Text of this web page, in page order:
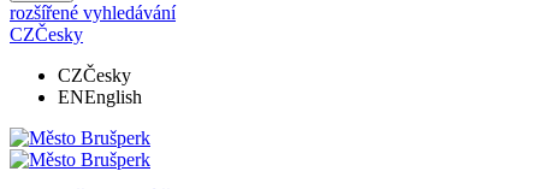
rozšířené vyhledávání
CZČesky
CZČesky
ENEnglish